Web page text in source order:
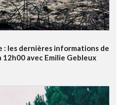
: les dernières informations de
avec Emilie Gebleux